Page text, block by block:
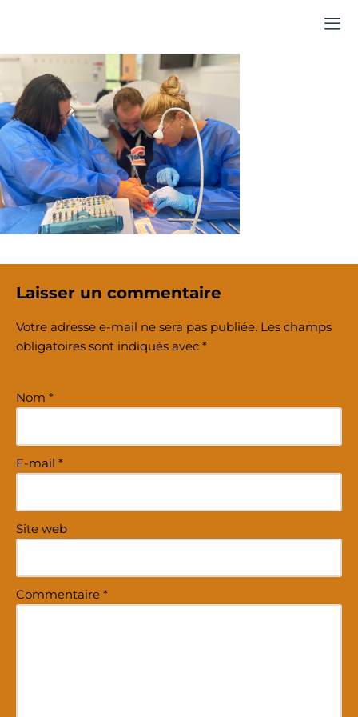
au
contenu
Laisser un commentaire
Votre adresse e-mail ne sera pas publiée. Les champs
obligatoires sont indiqués avec *
Nom *
E-mail *
Site web
Commentaire *